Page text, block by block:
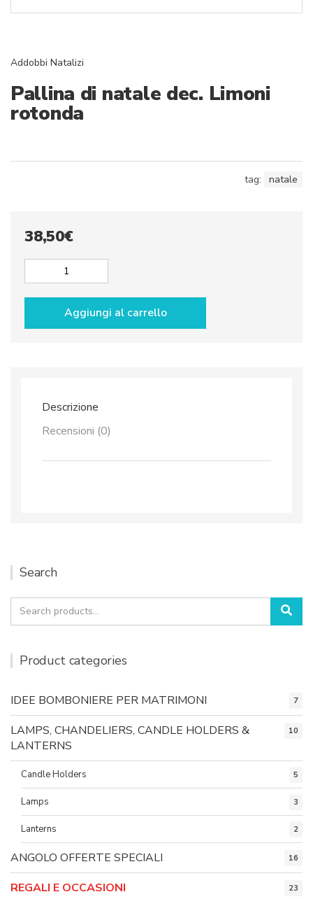
Addobbi Natalizi
Pallina di natale dec. Limoni
rotonda
tag: natale
38,50€
Limoni
Aggiungi al carrello
Descrizione
Recensioni (0)
Search
Search
for:
Product categories
IDEE BOMBONIERE PER MATRIMONI 7
LAMPS, CHANDELIERS, CANDLE HOLDERS &
LANTERNS
10
Candle Holders 5
Lamps 3
Lanterns 2
ANGOLO OFFERTE SPECIALI 16
REGALI E OCCASIONI 23